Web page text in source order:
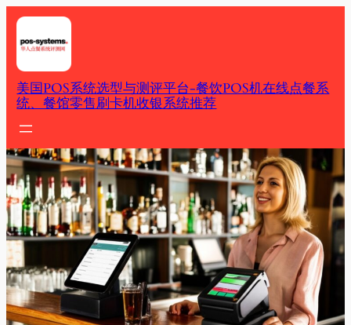
Skip
content
美国POS系统选型与测评平台-餐饮POS机在线点餐系
统、餐馆零售刷卡机收银系统推荐